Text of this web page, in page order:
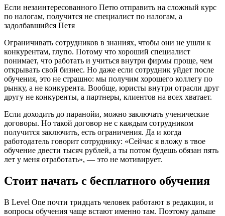
Если незаинтересованного Петю отправить на сложный курс
по налогам, получится не специалист по налогам, а
задолбавшийся Петя
Ограничивать сотрудников в знаниях, чтобы они не ушли к
конкурентам, глупо. Потому что хороший специалист
понимает, что работать и учиться внутри фирмы проще, чем
открывать свой бизнес. Но даже если сотрудник уйдет после
обучения, это не страшно: мы получим хорошего коллегу по
рынку, а не конкурента. Вообще, юристы внутри отрасли друг
другу не конкуренты, а партнеры, клиентов на всех хватает.
Если доходить до паранойи, можно заключать ученические
договоры. Но такой договор не с каждым сотрудником
получится заключить, есть ограничения. Да и когда
работодатель говорит сотруднику: «Сейчас я вложу в твое
обучение двести тысяч рублей, а ты потом будешь обязан пять
лет у меня отработать», — это не мотивирует.
Стоит начать с бесплатного обучения
В Level One почти тридцать человек работают в редакции, и
вопросы обучения чаще встают именно там. Поэтому дальше